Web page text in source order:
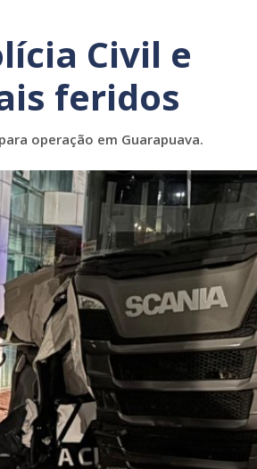
Civil e
feridos
operação em Guarapuava.